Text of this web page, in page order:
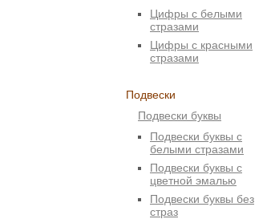
Цифры с белыми
стразами
Цифры с красными
стразами
Подвески
Подвески буквы
Подвески буквы с
белыми стразами
Подвески буквы с
цветной эмалью
Подвески буквы без
страз